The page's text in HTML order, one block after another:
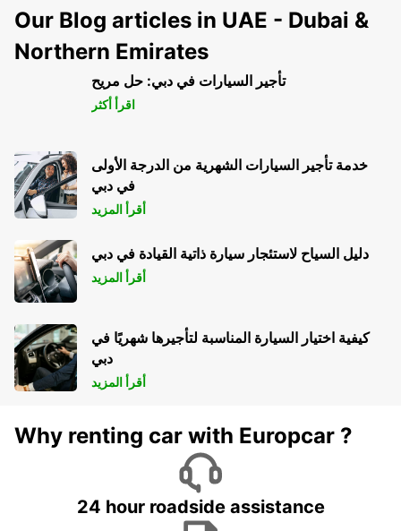
Our Blog articles in UAE - Dubai &
Northern Emirates
تأجير السيارات في دبي: حل مريح
اقرأ أكثر
خدمة تأجير السيارات الشهرية من الدرجة الأولى
في دبي
أقرأ المزيد
دليل السياح لاستئجار سيارة ذاتية القيادة في دبي
أقرأ المزيد
كيفية اختيار السيارة المناسبة لتأجيرها شهريًا في
دبي
أقرأ المزيد
Why renting car with Europcar ?
24 hour roadside assistance